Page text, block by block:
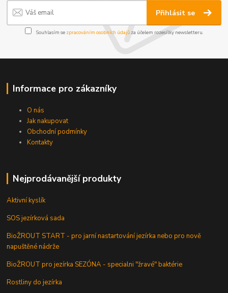
Přihlásit se
Souhlasím se zpracováním osobních údajůza účelem rozesílky newsletteru.
Informace pro zákazníky
O nás
Jak nakupovat
Obchodní podmínky
Kontakty
Nejprodávanější produkty
Aktivní kyslík
SOS jezírková sada
BioŽROUT START - pro jarní nastartování jezírka nebo pro nově
napuštěné nádrže
BioŽROUT pro jezírka SEZÓNA - specialni "žravé" baktérie
Rostliny do jezírka